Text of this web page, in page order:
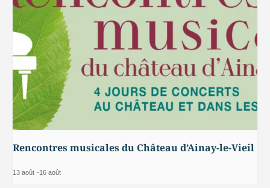
Rencontres musicales du Château d’Ainay-le-Vieil
13 août -16 août